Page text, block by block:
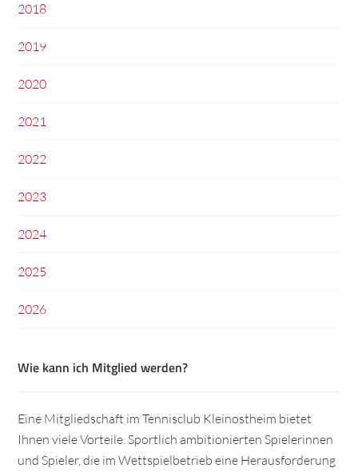
2018
2019
2020
2021
2022
2023
2024
2025
2026
Wie kann ich Mitglied werden?
Eine Mitgliedschaft im Tennisclub Kleinostheim bietet
Ihnen viele Vorteile. Sportlich ambitionierten Spielerinnen
und Spieler, die im Wettspielbetrieb eine Herausforderung